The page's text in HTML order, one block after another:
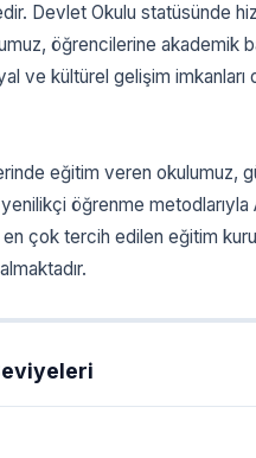
Devlet Okulu statüsünde
öğrencilerine akademik
ve kültürel gelişim imkanları
eğitim veren okulumuz,
öğrenme metodlarıyla
çok tercih edilen eğitim